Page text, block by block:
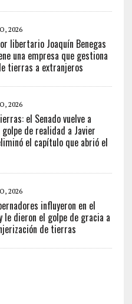
2026
libertario Joaquín Benegas
una empresa que gestiona
tierras a extranjeros
2026
el Senado vuelve a
de realidad a Javier
el capítulo que abrió el
2026
influyeron en el
le dieron el golpe de gracia a
de tierras